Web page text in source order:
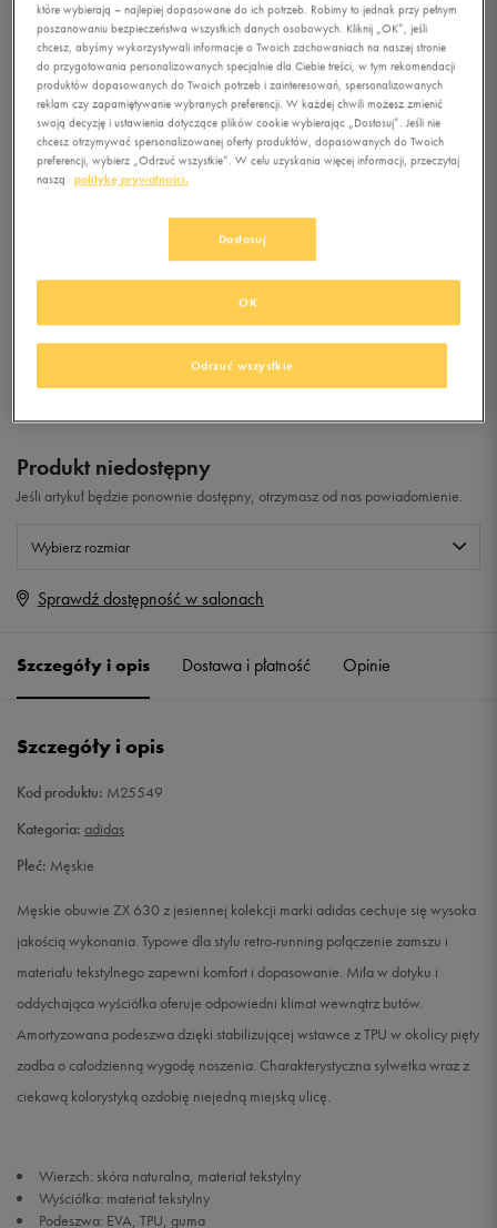
1/1
złz Vat
KLUBIE 50 STYLE
Produkt niedostępny
Jeśli artykuł będzie ponownie dostępny, otrzymasz od nas powiadomienie.
Wybierz rozmiar
Rozmiary EU
44 28 cm
44 2/3
45 1/3 29 cm Powiadom o dostępności
46 29,5 cm
47 1/3 30,5 cm Powiadom o dostępności
Sprawdź dostępność w salonach
Szczegóły i opis Dostawa i płatność Opinie
Szczegóły i opis
Kod produktu: M25549
Kategoria: adidas
Płeć: Męskie
Męskie obuwie ZX 630 z jesiennej kolekcji marki adidas cechuje się wysoka
jakością wykonania. Typowe dla stylu retro-running połączenie zamszu i
materiału tekstylnego zapewni komfort i dopasowanie. Miła w dotyku i
oddychająca wyściółka oferuje odpowiedni klimat wewnątrz butów.
Amortyzowana podeszwa dzięki stabilizującej wstawce z TPU w okolicy pięty
zadba o całodzienną wygodę noszenia. Charakterystyczna sylwetka wraz z
ciekawą kolorystyką ozdobię niejedną miejską ulicę.
Wierzch: skóra naturalna, materiał tekstylny
Wyściółka: materiał tekstylny
Podeszwa: EVA, TPU, guma
które wybierają – najlepiej dopasowane do ich potrzeb. Robimy to jednak przy pełnym
poszanowaniu bezpieczeństwa wszystkich danych osobowych. Kliknij „OK”, jeśli
chcesz, abyśmy wykorzystywali informacje o Twoich zachowaniach na naszej stronie
do przygotowania personalizowanych specjalnie dla Ciebie treści, w tym rekomendacji
produktów dopasowanych do Twoich potrzeb i zainteresowań, spersonalizowanych
reklam czy zapamiętywanie wybranych preferencji. W każdej chwili możesz zmienić
swoją decyzję i ustawienia dotyczące plików cookie wybierając „Dostosuj”. Jeśli nie
chcesz otrzymywać spersonalizowanej oferty produktów, dopasowanych do Twoich
preferencji, wybierz „Odrzuć wszystkie”. W celu uzyskania więcej informacji, przeczytaj
naszą
politykę prywatności.
Dostosuj
Odrzuć wszystkie
OK